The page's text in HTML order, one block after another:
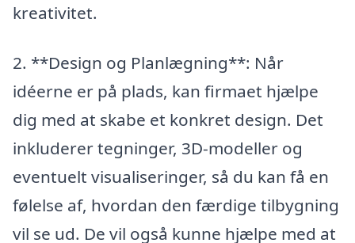
kreativitet.
2. **Design og Planlægning**: Når
idéerne er på plads, kan firmaet hjælpe
dig med at skabe et konkret design. Det
inkluderer tegninger, 3D-modeller og
eventuelt visualiseringer, så du kan få en
følelse af, hvordan den færdige tilbygning
vil se ud. De vil også kunne hjælpe med at